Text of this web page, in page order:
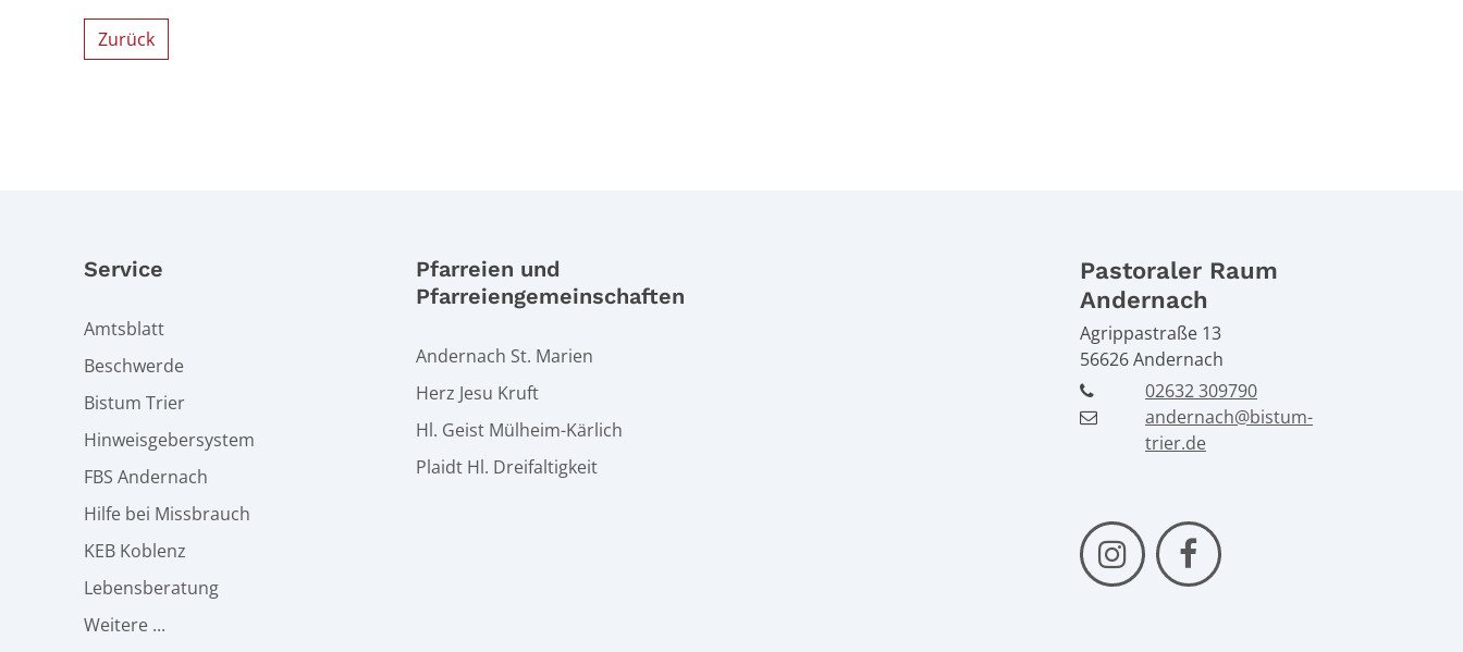
Zurück
Service
Amtsblatt
Beschwerde
Bistum Trier
Hinweisgebersystem
FBS Andernach
Hilfe bei Missbrauch
KEB Koblenz
Lebensberatung
Weitere ...
Pfarreien und
Pfarreiengemeinschaften
Andernach St. Marien
Herz Jesu Kruft
Hl. Geist Mülheim-Kärlich
Plaidt Hl. Dreifaltigkeit
Pastoraler Raum
Andernach
Agrippastraße 13
56626Andernach
02632 309790
andernach@bistum-
trier.de